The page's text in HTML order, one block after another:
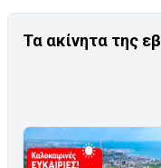
Τα ακίνητα της